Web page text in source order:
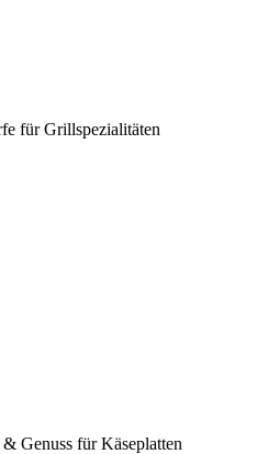
für Grillspezialitäten
Genuss für Käseplatten